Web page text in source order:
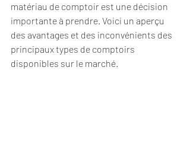
matériau de comptoir est une décision
importante à prendre. Voici un aperçu
des avantages et des inconvénients des
principaux types de comptoirs
disponibles sur le marché.